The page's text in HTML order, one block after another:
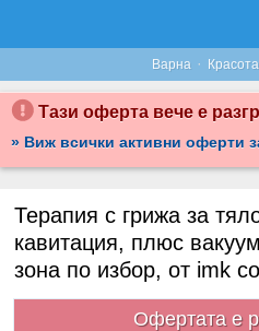
Варна · Красота
Тази оферта вече е
» Виж всички активни оферти
Терапия с грижа за
кавитация, плюс
зона по избор, от imk
Офертата е